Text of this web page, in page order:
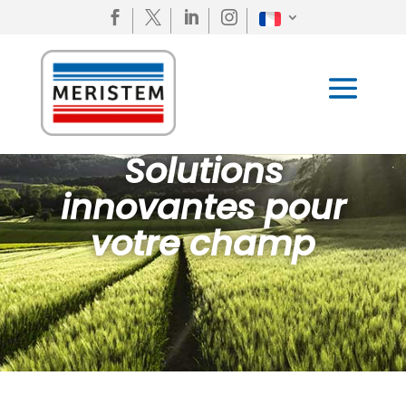
   
Solutions
innovantes pour
votre champ